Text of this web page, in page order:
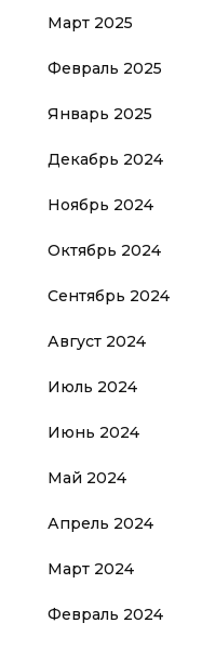
Март 2025
Февраль 2025
Январь 2025
Декабрь 2024
Ноябрь 2024
Октябрь 2024
Сентябрь 2024
Август 2024
Июль 2024
Июнь 2024
Май 2024
Апрель 2024
Март 2024
Февраль 2024